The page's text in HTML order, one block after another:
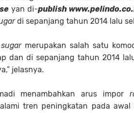
yan di-publish
di sepanjang tahun 2014 lalu
merupakan salah satu
dan di sepanjang tahun 2014
jelasnya.
menambahkan arus impor
tren peningkatan pada